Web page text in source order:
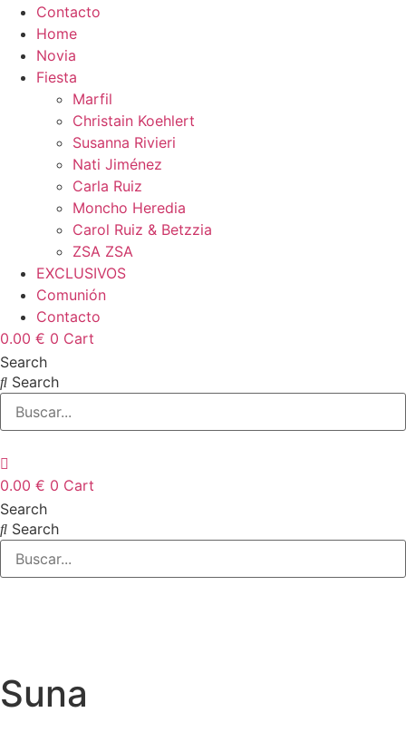
Contacto
Home
Novia
Fiesta
Marfil
Christain Koehlert
Susanna Rivieri
Nati Jiménez
Carla Ruiz
Moncho Heredia
Carol Ruiz & Betzzia
ZSA ZSA
EXCLUSIVOS
Comunión
Contacto
0.00 € 0 Cart
Search
Search
0.00 € 0 Cart
Search
Search
Suna